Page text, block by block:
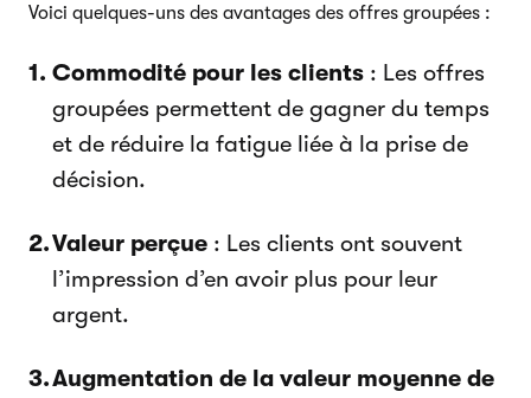
Voici quelques-uns des avantages des offres groupées :
Commodité pour les clients : Les offres
groupées permettent de gagner du temps
et de réduire la fatigue liée à la prise de
décision.
Valeur perçue : Les clients ont souvent
l’impression d’en avoir plus pour leur
argent.
Augmentation de la valeur moyenne de